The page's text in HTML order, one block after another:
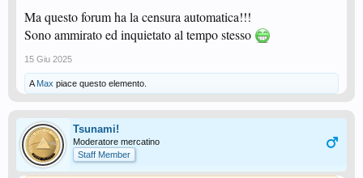
Ma questo forum ha la censura automatica!!!
Sono ammirato ed inquietato al tempo stesso
15 Giu 2025
A Max piace questo elemento.
Tsunami!
Moderatore mercatino
Staff Member